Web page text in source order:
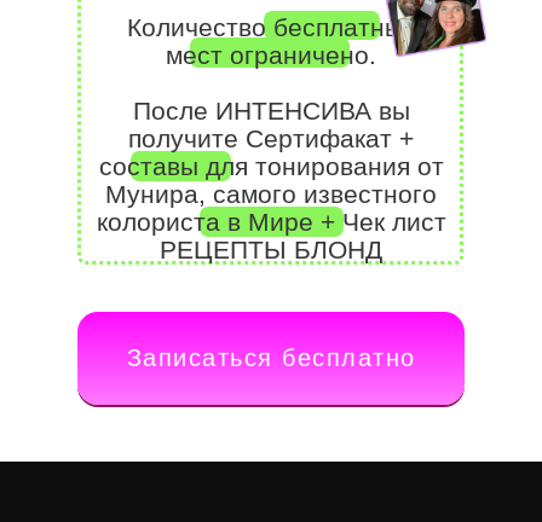
Количество бесплатных
мест ограничено.
После ИНТЕНСИВА вы
получите Сертифакат +
составы для тонирования от
Мунира, самого известного
колориста в Мире + Чек лист
РЕЦЕПТЫ БЛОНД
Записаться бесплатно